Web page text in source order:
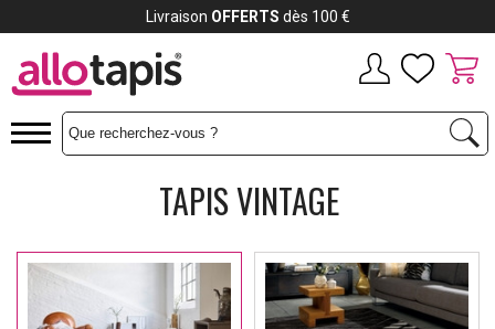
TAPIS VINTAGE
Payez jusqu'à12x